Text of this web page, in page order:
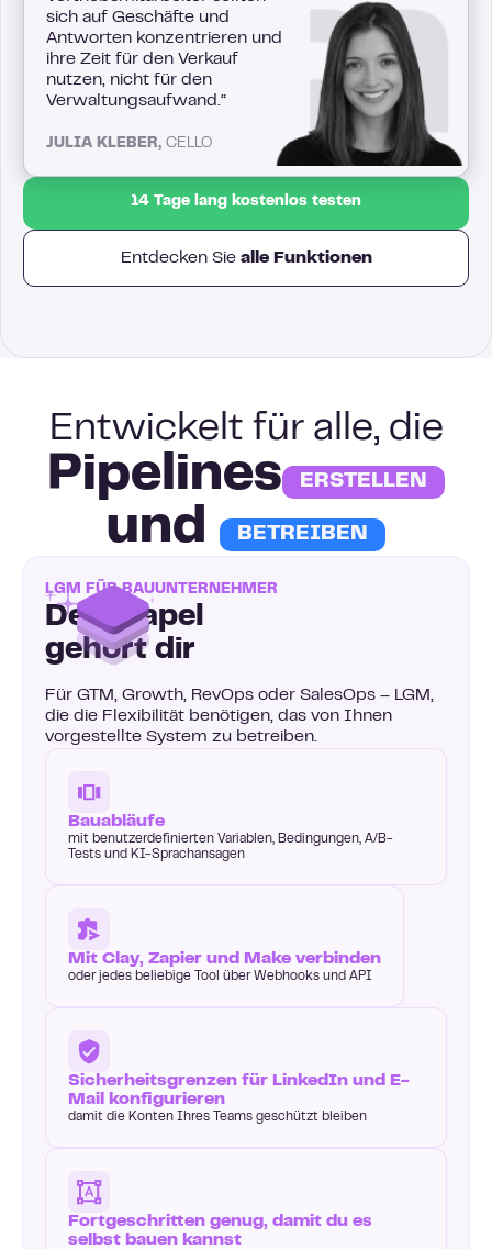
sich auf Geschäfte und
Antworten konzentrieren und
ihre Zeit für den Verkauf
nutzen, nicht für den
Verwaltungsaufwand.“
JULIA KLEBER, CELLO
14 Tage lang kostenlos testen
Entdecken Siealle Funktionen
Entwickelt für alle, die
‍Pipelines ERSTELLEN
und BETREIBEN
LGM FÜR BAUUNTERNEHMER
Der Stapel
gehört dir
Für GTM, Growth, RevOps oder SalesOps – LGM,
die die Flexibilität benötigen, das von Ihnen
vorgestellte System zu betreiben.
Bauabläufe
mit benutzerdefinierten Variablen, Bedingungen, A/B-
Tests und KI-Sprachansagen
Mit Clay, Zapier und Make verbinden
oder jedes beliebige Tool über Webhooks und API
Sicherheitsgrenzen für LinkedIn und E-
Mail konfigurieren
damit die Konten Ihres Teams geschützt bleiben
Fortgeschritten genug, damit du es
selbst bauen kannst